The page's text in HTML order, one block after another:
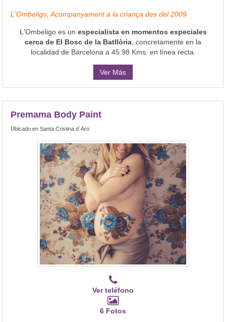
L'Ombeligo, Acompanyament a la criança des del 2009
L'Ombeligo es un especialista en momentos especiales
cerca de El Bosc de la Batllòria , concretamente en la
localidad de Barcelona a 45.98 Kms. en línea recta.
Ver Más
Premama Body Paint
Ubicado en Santa Cristina d´Aro
Ver teléfono
6 Fotos